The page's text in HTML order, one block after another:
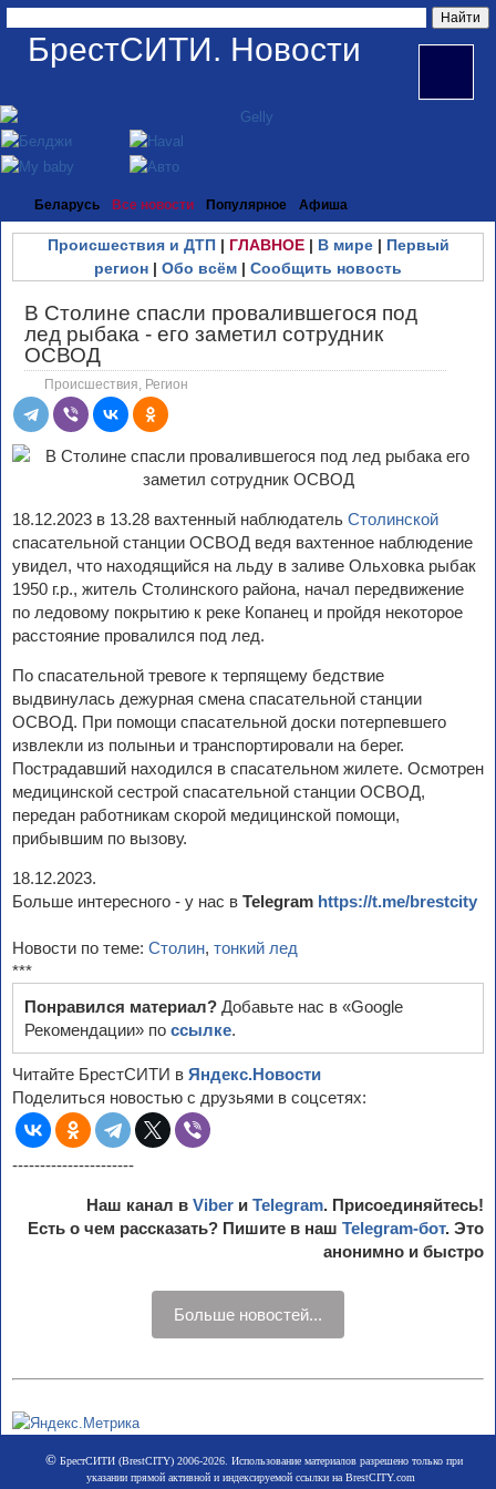
БрестСИТИ. Новости
Беларусь Все новости Популярное Афиша
Происшествия и ДТП| ГЛАВНОЕ| В мире| Первый
регион | Обо всём | Сообщить новость
В Столине спасли провалившегося под
лед рыбака - его заметил сотрудник
ОСВОД
Происшествия Регион
18.12.2023 в 13.28 вахтенный наблюдатель Столинской
спасательной станции ОСВОД ведя вахтенное наблюдение
увидел, что находящийся на льду в заливе Ольховка рыбак
1950 г.р., житель Столинского района, начал передвижение
по ледовому покрытию к реке Копанец и пройдя некоторое
расстояние провалился под лед.
По спасательной тревоге к терпящему бедствие
выдвинулась дежурная смена спасательной станции
ОСВОД. При помощи спасательной доски потерпевшего
извлекли из полыньи и транспортировали на берег.
Пострадавший находился в спасательном жилете. Осмотрен
медицинской сестрой спасательной станции ОСВОД,
передан работникам скорой медицинской помощи,
прибывшим по вызову.
18.12.2023.
Больше интересного - у нас в Telegram https://t.me/brestcity
Новости по теме: Столин, тонкий лед
***
Понравился материал? Добавьте нас в «Google
Рекомендации» по ссылке.
Читайте БрестСИТИ в Яндекс.Новости
Поделиться новостью с друзьями в соцсетях:
----------------------
Наш канал в Viber и Telegram. Присоединяйтесь!
Есть о чем рассказать? Пишите в наш Telegram-бот. Это
анонимно и быстро
Больше новостей...
©БрестСИТИ (BrestCITY) 2006-2026. Использование материалов разрешено только при
указании прямой активной и индексируемой ссылки на BrestCITY.com